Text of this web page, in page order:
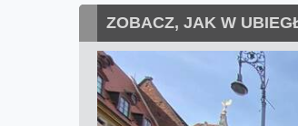
ZOBACZ, JAK W